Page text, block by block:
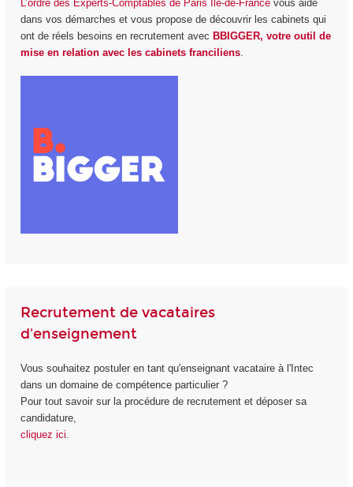
L’ordre des Experts-Comptables de Paris Ile-de-Francevous aide
dans vos démarches et vous propose de découvrir les cabinets qui
ont de réels besoins en recrutement avec BBIGGER, votre outil de
mise en relation avec les cabinets franciliens.
Recrutement de vacataires
d'enseignement
Vous souhaitez postuler en tant qu'enseignant vacataire à l'Intec
dans un domaine de compétence particulier ?
Pour tout savoir sur la procédure de recrutement et déposer sa
candidature,
cliquez ici.